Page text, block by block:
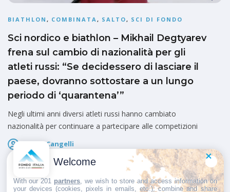
BIATHLON , COMBINATA , SALTO, SCI DI FONDO
Sci nordico e biathlon – Mikhail Degtyarev
frena sul cambio di nazionalità per gli
atleti russi: “Se decidessero di lasciare il
paese, dovranno sottostare a un lungo
periodo di ‘quarantena’”
Negli ultimi anni diversi atleti russi hanno cambiato
nazionalità per continuare a partecipare alle competizioni
Marco Cangelli
Pubblicato il
Welcome
With our 201 partners , we wish to store and access information on
your devices (cookies, pixels in emails, etc.), combine and share